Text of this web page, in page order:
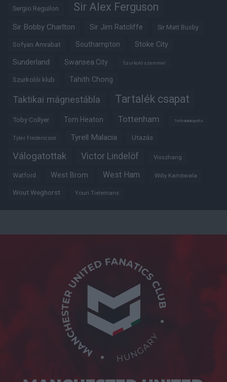
Sergio Reguilon Sir Alex Ferguson
Sir Bobby Charlton Sir Jim Ratcliffe Sir Matt Busby
Sofyan Amrabat Southampton Stoke City
Sunderland Swansea City Szurkoló szemmel
Szurkolói klub Tahith Chong
Taktikai mágnestábla Tartalék csapat
Toby Collyer Tom Heaton Tottenham Trófeabibliográfia
Tyler Fredericson Tyrell Malacia Utazás
Válogatottak Victor Lindelöf Visszhang
Watford West Brom West Ham Willy Kambwala
Wout Weghorst Youri Tielemans